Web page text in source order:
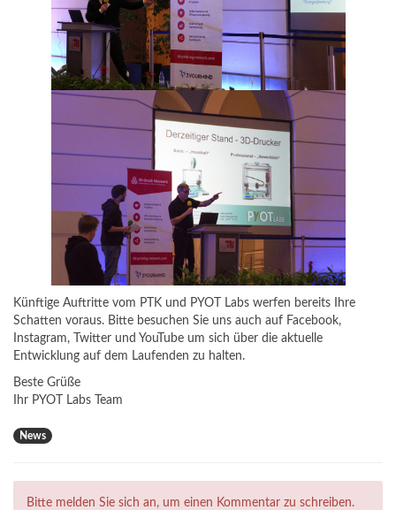
Künftige Auftritte vom PTK und PYOT Labs werfen bereits Ihre
Schatten voraus. Bitte besuchen Sie uns auch auf Facebook,
Instagram, Twitter und YouTube um sich über die aktuelle
Entwicklung auf dem Laufenden zu halten.
Beste Grüße
Ihr PYOT Labs Team
News
Bitte melden Sie sich an, um einen Kommentar zu schreiben.